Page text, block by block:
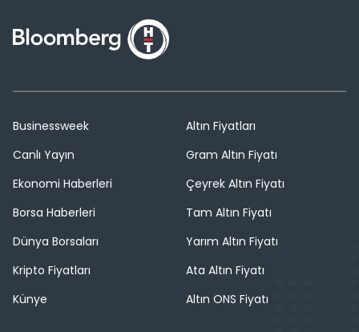
Businessweek
Canlı Yayın
Ekonomi Haberleri
Borsa Haberleri
Dünya Borsaları
Kripto Fiyatları
Künye
Altın Fiyatları
Gram Altın Fiyatı
Çeyrek Altın Fiyatı
Tam Altın Fiyatı
Yarım Altın Fiyatı
Ata Altın Fiyatı
Altın ONS Fiyatı